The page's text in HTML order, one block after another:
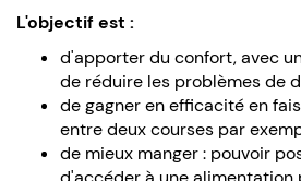
L'objectif est :
d'apporter du confort, avec
de réduire les problèmes de
de gagner en efficacité en
entre deux courses par
de mieux manger : pouvoir